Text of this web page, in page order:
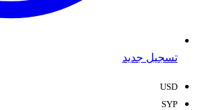
تسجيل جديد
USD
SYP